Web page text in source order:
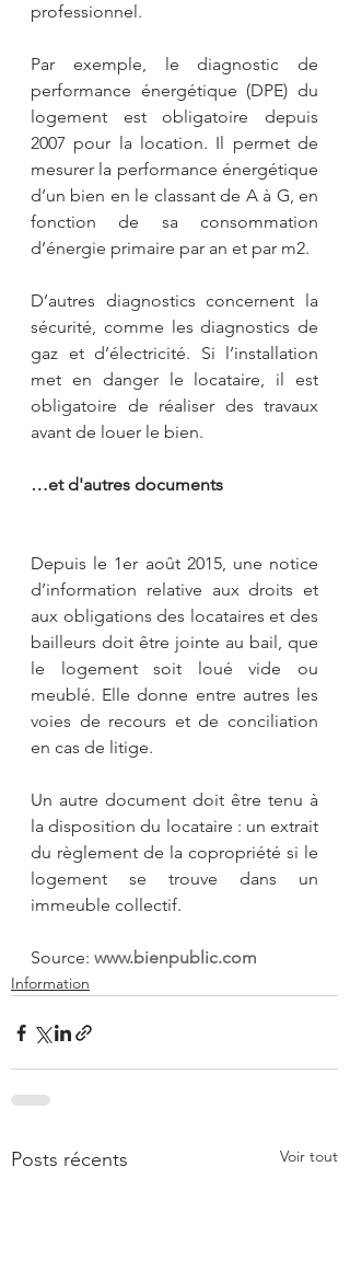
professionnel.
Par exemple, le diagnostic de
performance énergétique (DPE) du
logement est obligatoire depuis
2007 pour la location. Il permet de
mesurer la performance énergétique
d’un bien en le classant de A à G, en
fonction de sa consommation
d’énergie primaire par an et par m2.
D’autres diagnostics concernent la
sécurité, comme les diagnostics de
gaz et d’électricité. Si l’installation
met en danger le locataire, il est
obligatoire de réaliser des travaux
avant de louer le bien.
…et d'autres documents
Depuis le 1er août 2015, une notice
d’information relative aux droits et
aux obligations des locataires et des
bailleurs doit être jointe au bail, que
le logement soit loué vide ou
meublé. Elle donne entre autres les
voies de recours et de conciliation
en cas de litige.
Un autre document doit être tenu à
la disposition du locataire : un extrait
du règlement de la copropriété si le
logement se trouve dans un
immeuble collectif.
Source: www.bienpublic.com
Information
Posts récents Voir tout